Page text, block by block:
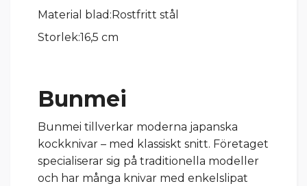
Material blad:Rostfritt stål
Storlek:16,5 cm
Bunmei
Bunmei tillverkar moderna japanska
kockknivar – med klassiskt snitt. Företaget
specialiserar sig på traditionella modeller
och har många knivar med enkelslipat